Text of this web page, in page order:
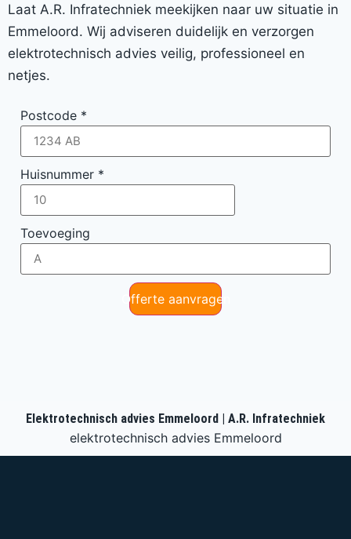
Laat A.R. Infratechniek meekijken naar uw situatie in
Emmeloord. Wij adviseren duidelijk en verzorgen
elektrotechnisch advies veilig, professioneel en
netjes.
Postcode *
Huisnummer *
Toevoeging
Offerte aanvragen
Elektrotechnisch advies Emmeloord | A.R. Infratechniek
elektrotechnisch advies Emmeloord